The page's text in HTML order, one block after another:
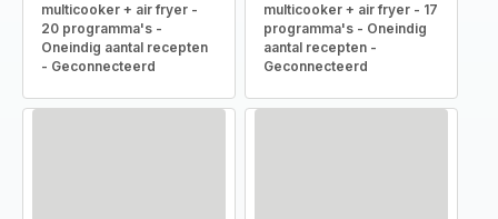
multicooker + air fryer -
20 programma's -
Oneindig aantal recepten
- Geconnecteerd
multicooker + air fryer - 17
programma's - Oneindig
aantal recepten -
Geconnecteerd